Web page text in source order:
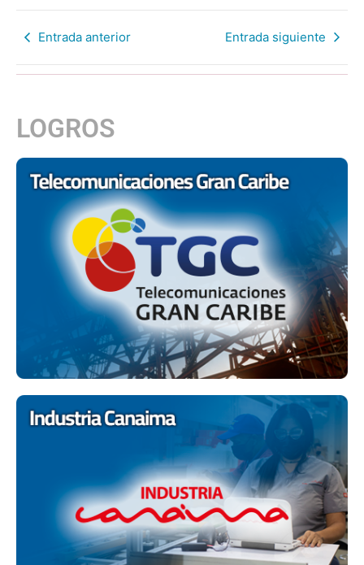
Entrada anterior Entrada siguiente
LOGROS